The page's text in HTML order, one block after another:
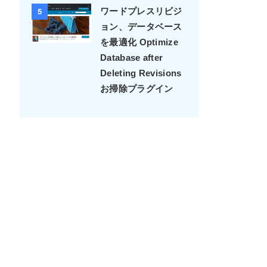
5
ワードプレスリビジ
ョン、データベース
を最適化 Optimize
Database after
Deleting Revisions
お掃除プラグイン